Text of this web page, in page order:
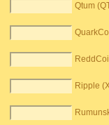
Qtum
Ripple